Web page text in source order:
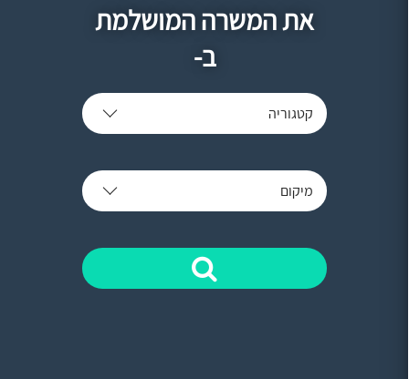
את המשרה המושלמת
ב-
קטגוריה
מיקום